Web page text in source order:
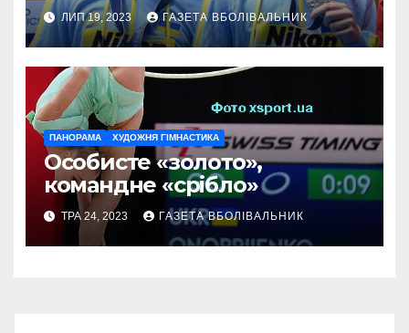
ЛИП 19, 2023 ГАЗЕТА ВБОЛІВАЛЬНИК
ПАНОРАМА ХУДОЖНЯ ГІМНАСТИКА
Особисте «золото»,
командне «срібло»
ТРА 24, 2023 ГАЗЕТА ВБОЛІВАЛЬНИК